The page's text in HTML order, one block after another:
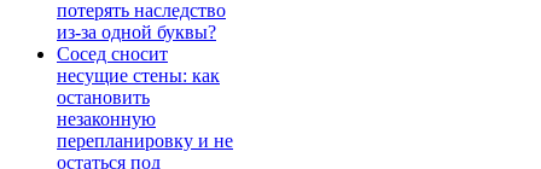
потерять наследство
из-за одной буквы?
Сосед сносит
несущие стены: как
остановить
незаконную
перепланировку и не
остаться под